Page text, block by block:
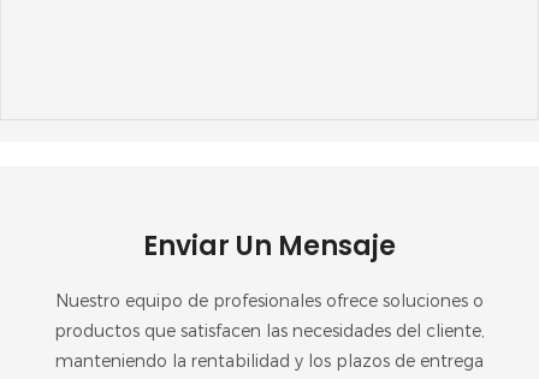
Enviar Un Mensaje
Nuestro equipo de profesionales ofrece soluciones o
productos que satisfacen las necesidades del cliente,
manteniendo la rentabilidad y los plazos de entrega